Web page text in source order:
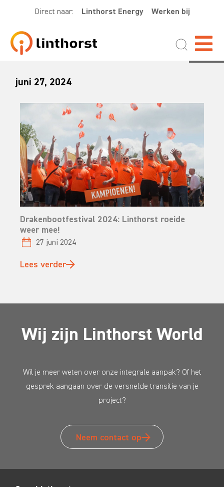
Direct naar: Linthorst Energy Werken bij
juni 27, 2024
Drakenbootfestival 2024: Linthorst roeide
weer mee!
27 juni 2024
Lees verder
Wij zijn Linthorst World
Wil je meer weten over onze integrale aanpak? Of het
gesprek aangaan over de versnelde transitie van je
project?
Neem contact op